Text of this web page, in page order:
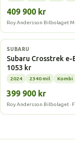
409 900 kr
Roy Andersson Bilbolaget
Laddhybrid
SUBARU
Subaru Crosstrek
1053 kr
2024 2340 mil Kombi
399 900 kr
Roy Andersson Bilbolaget ·